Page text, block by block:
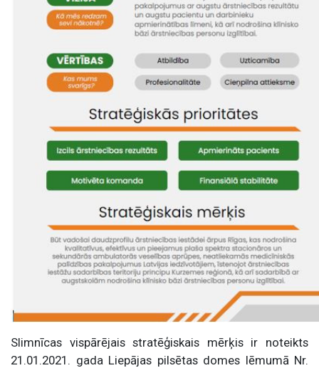
Slimnīcas vispārējais stratēģiskais mērķis ir noteikts
21.01.2021. gada Liepājas pilsētas domes lēmumā Nr.